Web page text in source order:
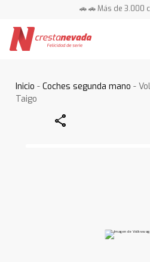
🚗 🚗 Más de 3.000
Inicio -Coches segunda mano -
Taigo
Share